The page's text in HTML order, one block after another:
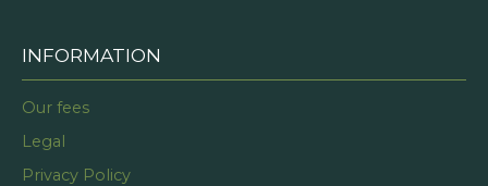
INFORMATION
Our fees
Legal
Privacy Policy